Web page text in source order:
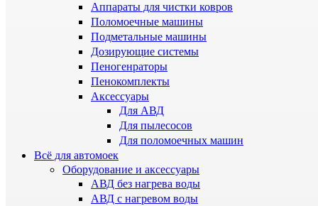
Аппараты для чистки ковров
Поломоечные машины
Подметальные машины
Дозирующие системы
Пеногенраторы
Пенокомплекты
Аксессуары
Для АВД
Для пылесосов
Для поломоечных машин
Всё для автомоек
Оборудование и аксессуары
АВД без нагрева воды
АВД с нагревом воды